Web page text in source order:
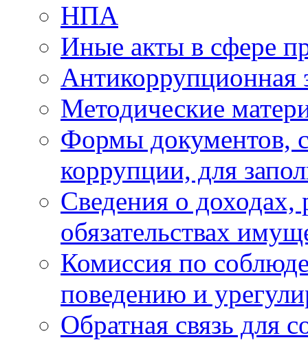
НПА
Иные акты в сфере
Антикоррупционная
Методические
Формы документов,
коррупции, для
Сведения о доходах,
обязательствах
Комиссия по
поведению и
Обратная связь для